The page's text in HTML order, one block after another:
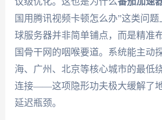
国用腾讯视频卡顿怎么办”这类问
球服务器并非简单铺点，而是精准
国骨干网的咽喉要道。系统能主动
海、广州、北京等核心城市的最低
连接——这项隐形功夫极大缓解了
延迟瓶颈。